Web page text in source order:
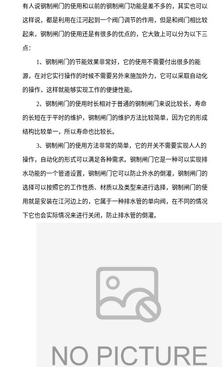
有人说钢制闸门的使用和以前的钢制闸门功能是差不多的，其实也可以
这样说，都是利用在江河起到一个阀门调节的作用，但是和阀门相比较
起来，钢制闸门的使用还是有很多的优点的，它大致上可以分为以下三
点：
1、钢制闸门的节能效果非常好，它的使用不需要付出很多的能
源，在对它实行操作的时候不需要另外来施加外力，它可以采取自动化
的操作，这样就能够实现工作的便捷性能。
2、钢制闸门的使用时长相对于普通的钢制闸门来说比较长，寿命
的长短在于平时的维护，钢制闸门的维护方法比较简单，因为它的形成
结构比较单一，所以寿命也比较长。
3、钢制闸门的使用方法非常的简单，它的开关不需要实现人人的
操作，自动化的形式可以满足各种需求。钢制闸门它是一种可以实现排
水功能的一个管道设置，钢制闸门它可以防止外水的倒灌，钢制闸门的
选择可以按照它的工作性质、材质以及类型来进行选择，钢制闸门的使
用就是安装在江河边上的，它属于一种排水管的单向阀，在不同的情况
下它也会实际情况来进行关闭，防止排水管的倒灌。